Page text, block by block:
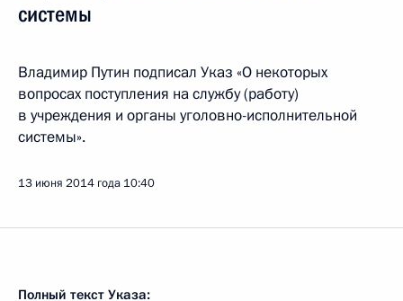
системы
Владимир Путин подписал Указ «О некоторых
вопросах поступления на службу (работу)
в учреждения и органы уголовно-исполнительной
системы».
13 июня 2014 года 10:40
Полный текст Указа: